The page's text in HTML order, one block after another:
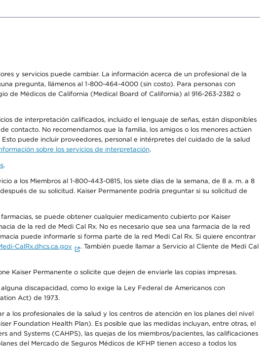
y servicios puede cambiar. La información acerca de un profesional de la
pregunta, llámenos al 1-800-464-4000 (sin costo). Para personas con
de Médicos de California (Medical Board of California) al 916-263-2382 o
de interpretación calificados, incluido el lenguaje de señas, están disponibles
contacto. No recomendamos que la familia, los amigos o los menores actúen
puede incluir proveedores, personal e intérpretes del cuidado de la salud
sobre los servicios de interpretación.
.
a los Miembros al 1-800-443-0815, los siete días de la semana, de 8 a. m. a 8
de su solicitud. Kaiser Permanente podría preguntar si su solicitud de
se puede obtener cualquier medicamento cubierto por Kaiser
de la red de Medi Cal Rx. No es necesario que sea una farmacia de la red
puede informarle si forma parte de la red Medi Cal Rx. Si quiere encontrar
CalRx.dhcs.ca.gov
. También puede llamar a Servicio al Cliente de Medi Cal
Kaiser Permanente o solicite que dejen de enviarle las copias impresas.
discapacidad, como lo exige la Ley Federal de Americanos con
Act) de 1973.
los profesionales de la salud y los centros de atención en los planes del nivel
Foundation Health Plan). Es posible que las medidas incluyan, entre otras, el
Systems (CAHPS), las quejas de los miembros/pacientes, las calificaciones
del Mercado de Seguros Médicos de KFHP tienen acceso a todos los